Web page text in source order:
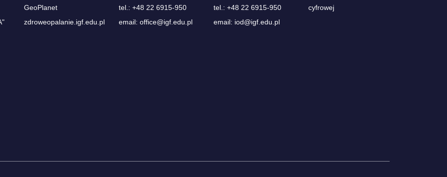
GeoPlanet
zdroweopalanie.igf.edu.pl
tel.: +48 22 6915-950
email: office@igf.edu.pl
tel.: +48 22 6915-950
email: iod@igf.edu.pl
cyfrowej